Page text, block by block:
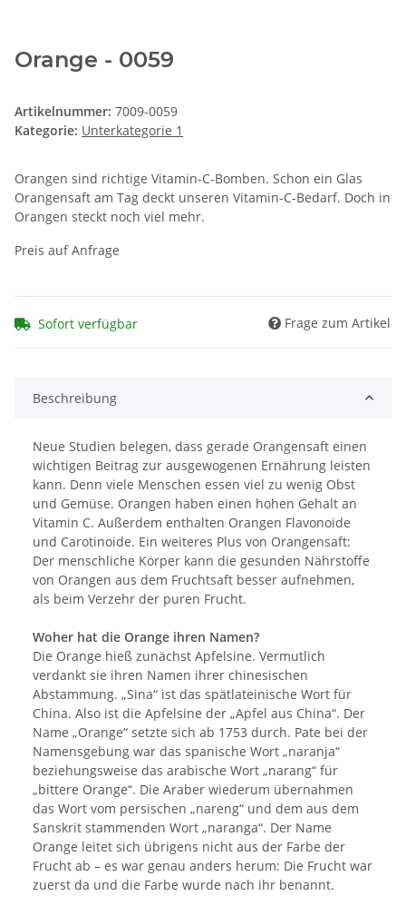
Orange - 0059
Artikelnummer: 7009-0059
Kategorie: Unterkategorie 1
Orangen sind richtige Vitamin-C-Bomben. Schon ein Glas
Orangensaft am Tag deckt unseren Vitamin-C-Bedarf. Doch in
Orangen steckt noch viel mehr.
Preis auf Anfrage
Sofort verfügbar Frage zum Artikel
Beschreibung
Neue Studien belegen, dass gerade Orangensaft einen
wichtigen Beitrag zur ausgewogenen Ernährung leisten
kann. Denn viele Menschen essen viel zu wenig Obst
und Gemüse. Orangen haben einen hohen Gehalt an
Vitamin C. Außerdem enthalten Orangen Flavonoide
und Carotinoide. Ein weiteres Plus von Orangensaft:
Der menschliche Körper kann die gesunden Nährstoffe
von Orangen aus dem Fruchtsaft besser aufnehmen,
als beim Verzehr der puren Frucht.
Woher hat die Orange ihren Namen?
Die Orange hieß zunächst Apfelsine. Vermutlich
verdankt sie ihren Namen ihrer chinesischen
Abstammung. „Sina“ ist das spätlateinische Wort für
China. Also ist die Apfelsine der „Apfel aus China“. Der
Name „Orange“ setzte sich ab 1753 durch. Pate bei der
Namensgebung war das spanische Wort „naranja“
beziehungsweise das arabische Wort „narang“ für
„bittere Orange“. Die Araber wiederum übernahmen
das Wort vom persischen „nareng“ und dem aus dem
Sanskrit stammenden Wort „naranga“. Der Name
Orange leitet sich übrigens nicht aus der Farbe der
Frucht ab – es war genau anders herum: Die Frucht war
zuerst da und die Farbe wurde nach ihr benannt.